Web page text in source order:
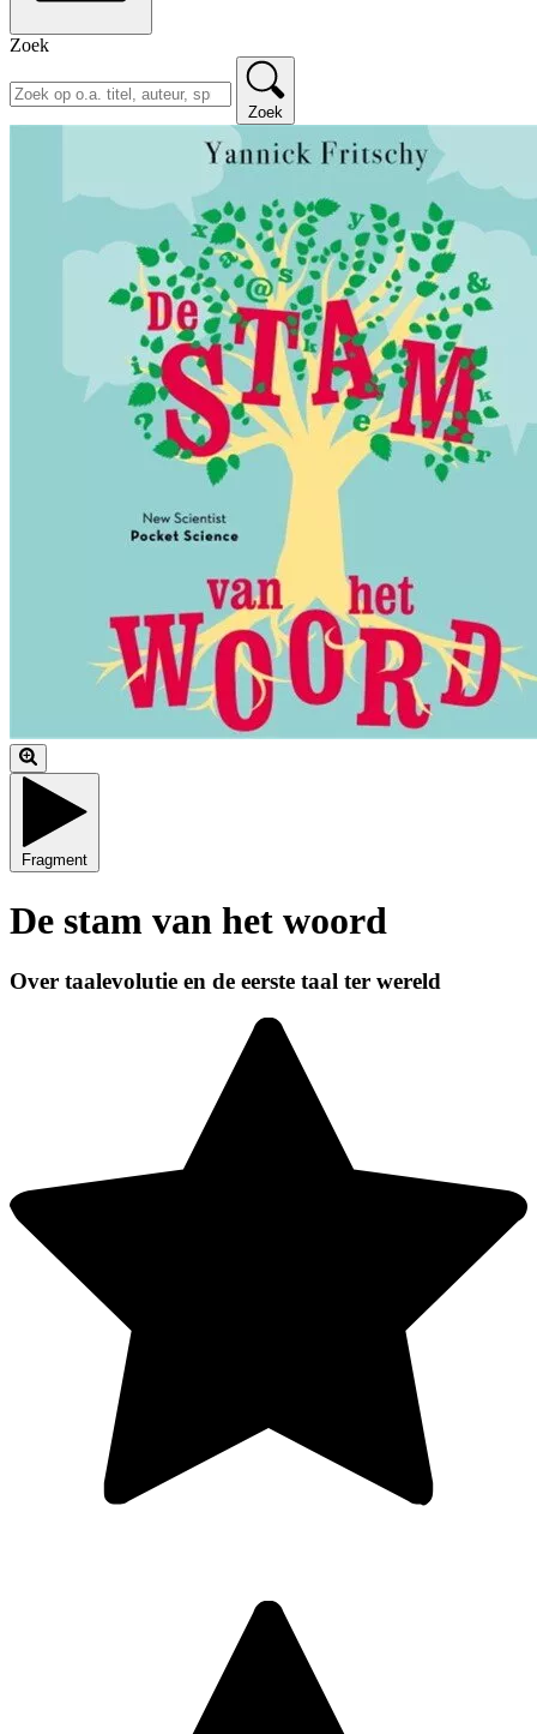
Zoek
Zoek
Fragment
De stam van het woord
Over taalevolutie en de eerste taal ter wereld